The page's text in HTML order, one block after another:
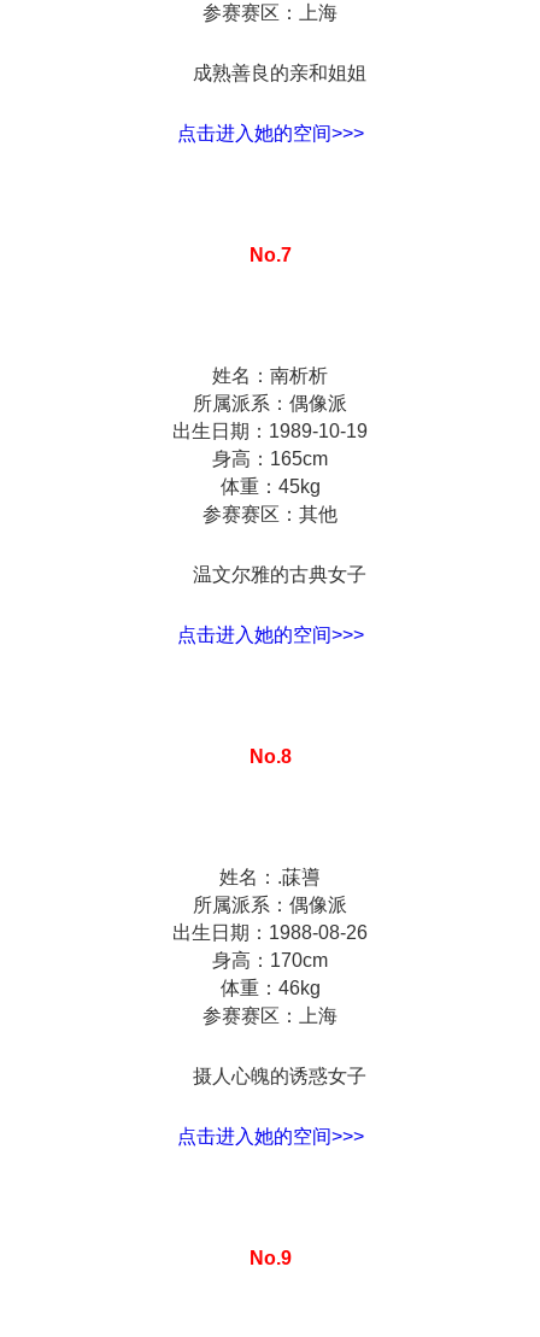
参赛赛区：上海
成熟善良的亲和姐姐
点击进入她的空间>>>
No.7
姓名：南析析
所属派系：偶像派
出生日期：1989-10-19
身高：165cm
体重：45kg
参赛赛区：其他
温文尔雅的古典女子
点击进入她的空间>>>
No.8
姓名：.菋噵
所属派系：偶像派
出生日期：1988-08-26
身高：170cm
体重：46kg
参赛赛区：上海
摄人心魄的诱惑女子
点击进入她的空间>>>
No.9